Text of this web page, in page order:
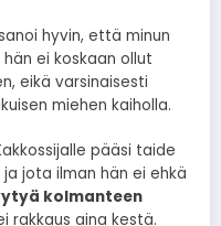
hyvin, että minun
ei koskaan ollut
eikä varsinaisesti
miehen kaiholla.
pääsi taide
jota ilman hän ei ehkä
kolmanteen
rakkaus aina kestä.